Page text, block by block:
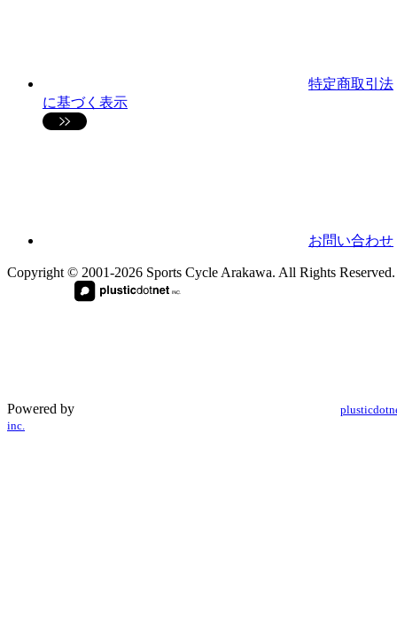
特定商取引法
に基づく表示
お問い合わせ
Copyright © 2001-2026 Sports Cycle Arakawa. All Rights Reserved.
Powered by
inc.